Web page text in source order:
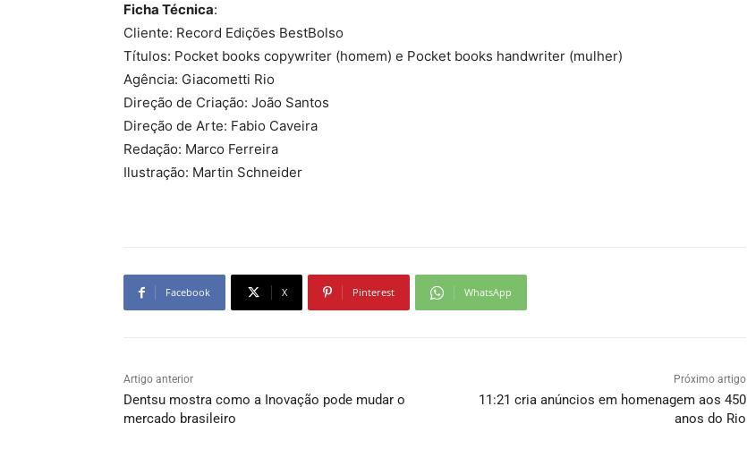
Ficha Técnica:
Cliente: Record Edições BestBolso
Títulos: Pocket books copywriter (homem) e Pocket books handwriter (mulher)
Agência: Giacometti Rio
Direção de Criação: João Santos
Direção de Arte: Fabio Caveira
Redação: Marco Ferreira
Ilustração: Martin Schneider
Facebook X Pinterest WhatsApp
Artigo anterior
Dentsu mostra como a Inovação pode mudar o
mercado brasileiro
Próximo artigo
11:21 cria anúncios em homenagem aos 450
anos do Rio